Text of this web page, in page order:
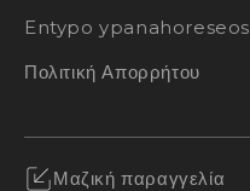
Entypo ypanahoreseos
Πολιτική Απορρήτου
Μαζική παραγγελία